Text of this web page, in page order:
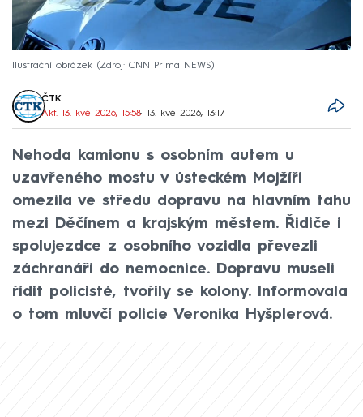
Ilustrační obrázek Zdroj: CNN Prima NEWS
ČTK
Akt. 13. kvě 2026, 15:58• 13. kvě 2026, 13:17
Nehoda kamionu s osobním autem u
uzavřeného mostu v ústeckém Mojžíři
omezila ve středu dopravu na hlavním tahu
mezi Děčínem a krajským městem. Řidiče i
spolujezdce z osobního vozidla převezli
záchranáři do nemocnice. Dopravu museli
řídit policisté, tvořily se kolony. Informovala
o tom mluvčí policie Veronika Hyšplerová.